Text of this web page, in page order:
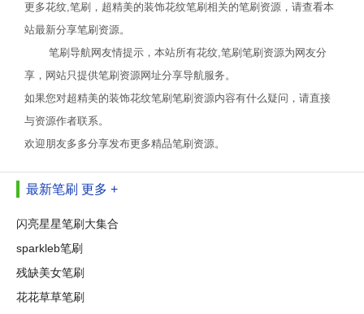
更多花纹,笔刷，超精美的装饰花纹笔刷相关的笔刷资源，请查看本
站最新分享笔刷资源。
笔刷导航网友情提示，本站所有花纹,笔刷笔刷资源为网友分
享，网站只提供笔刷资源网址分享导航服务。
如果您对超精美的装饰花纹笔刷笔刷资源内容有什么疑问，请直接
与资源作者联系。
欢迎朋友多多分享发布更多精品笔刷资源。
最新笔刷 更多 +
闪亮星星笔刷大集合
sparkleb笔刷
残缺美女笔刷
花花草草笔刷